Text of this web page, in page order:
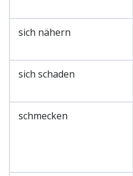
sich nähern
sich schaden
schmecken